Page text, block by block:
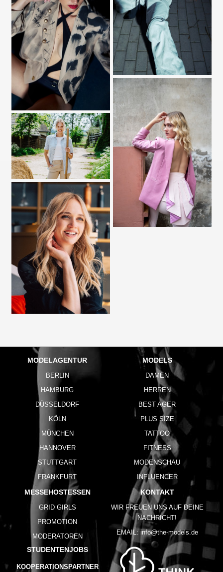
MODELAGENTUR
BERLIN
HAMBURG
DÜSSELDORF
KÖLN
MÜNCHEN
HANNOVER
STUTTGART
FRANKFURT
MODELS
DAMEN
HERREN
BEST AGER
PLUS SIZE
TATTOO
FITNESS
MODENSCHAU
INFLUENCER
MESSEHOSTESSEN
GRID GIRLS
PROMOTION
MODERATOREN
STUDENTENJOBS
KOOPERATIONSPARTNER
KONTAKT
WIR FREUEN UNS AUF DEINE
NACHRICHT!
EMAIL: info@the-models.de